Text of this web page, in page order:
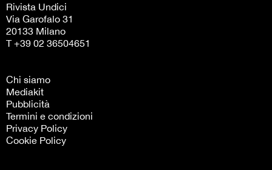
Rivista Undici
Via Garofalo 31
20133 Milano
T +39 02 36504651
Chi siamo
Mediakit
Pubblicità
Termini e condizioni
Privacy Policy
Cookie Policy